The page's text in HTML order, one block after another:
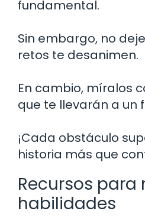
fundamental.
Sin embargo, no
retos te desanimen.
En cambio, míralos
que te llevarán a un
¡Cada obstáculo
historia más que
Recursos para
habilidades